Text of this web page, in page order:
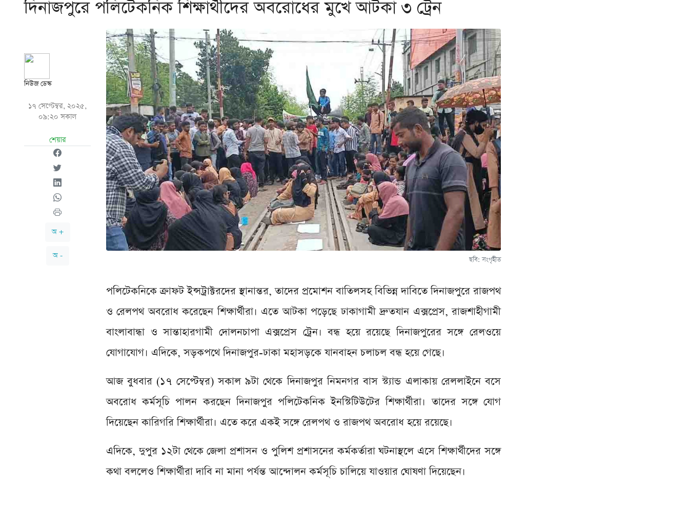
দিনাজপুরে পলিটেকনিক শিক্ষার্থীদের অবরোধের মুখে আটকা ৩ ট্রেন
নিউজ ডেস্ক
১৭ সেপ্টেম্বর, ২০২৫,
০৯:২০ সকাল
শেয়ার
অ +
অ - ছবি: সংগৃহীত
পলিটেকনিকে ক্রাফট ইন্সট্রাক্টরদের স্থানান্তর, তাদের প্রমোশন বাতিলসহ বিভিন্ন দাবিতে দিনাজপুরে রাজপথ
ও রেলপথ অবরোধ করেছেন শিক্ষার্থীরা। এতে আটকা পড়েছে ঢাকাগামী দ্রুতযান এক্সপ্রেস, রাজশাহীগামী
বাংলাবান্ধা ও সান্তাহারগামী দোলনচাপা এক্সপ্রেস ট্রেন। বন্ধ হয়ে রয়েছে দিনাজপুরের সঙ্গে রেলওয়ে
যোগাযোগ। এদিকে, সড়কপথে দিনাজপুর-ঢাকা মহাসড়কে যানবাহন চলাচল বন্ধ হয়ে গেছে।
আজ বুধবার (১৭ সেপ্টেম্বর) সকাল ৯টা থেকে দিনাজপুর নিমনগর বাস স্ট্যান্ড এলাকায় রেললাইনে বসে
অবরোধ কর্মসূচি পালন করছেন দিনাজপুর পলিটেকনিক ইনস্টিটিউটের শিক্ষার্থীরা। তাদের সঙ্গে যোগ
দিয়েছেন কারিগরি শিক্ষার্থীরা। এতে করে একই সঙ্গে রেলপথ ও রাজপথ অবরোধ হয়ে রয়েছে।
এদিকে, দুপুর ১২টা থেকে জেলা প্রশাসন ও পুলিশ প্রশাসনের কর্মকর্তারা ঘটনাস্থলে এসে শিক্ষার্থীদের সঙ্গে
কথা বললেও শিক্ষার্থীরা দাবি না মানা পর্যন্ত আন্দোলন কর্মসূচি চালিয়ে যাওয়ার ঘোষণা দিয়েছেন।